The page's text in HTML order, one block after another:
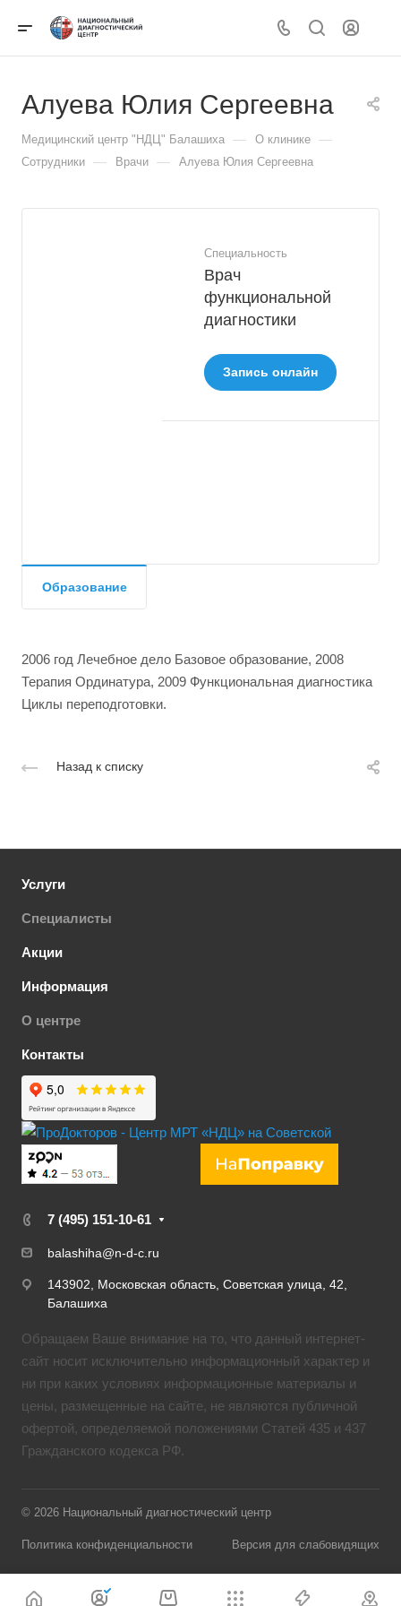
Алуева Юлия Сергеевна
Медицинский центр "НДЦ" Балашиха — О клинике —
Сотрудники — Врачи — Алуева Юлия Сергеевна
Специальность
Врач
функциональной
диагностики
Запись онлайн
Образование
2006 год Лечебное дело Базовое образование, 2008
Терапия Ординатура, 2009 Функциональная диагностика
Циклы переподготовки.
Назад к списку
Услуги
Специалисты
Акции
Информация
О центре
Контакты
7 (495) 151-10-61
balashiha@n-d-c.ru
143902, Московская область, Советская улица, 42,
Балашиха
Обращаем Ваше внимание на то, что данный интернет-
сайт носит исключительно информационный характер и
ни при каких условиях информационные материалы и
цены, размещенные на сайте, не являются публичной
офертой, определяемой положениями Статей 435 и 437
Гражданского кодекса РФ.
© 2026 Национальный диагностический центр
Политика конфиденциальности Версия для слабовидящих